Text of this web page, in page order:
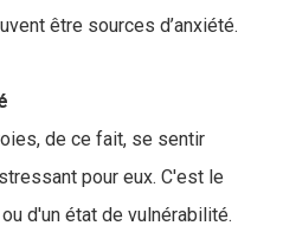
être sources d’anxiété.
de ce fait, se sentir
pour eux. C'est le
ou d'un état de vulnérabilité.